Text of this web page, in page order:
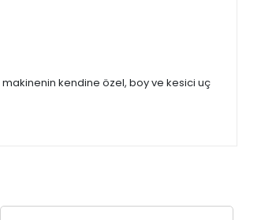
kendine özel, boy ve kesici uç